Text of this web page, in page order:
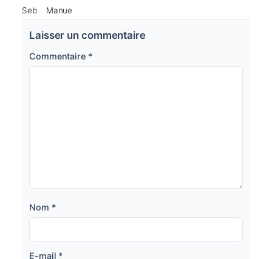
Seb Manue
Laisser un commentaire
Commentaire *
Nom *
E-mail *